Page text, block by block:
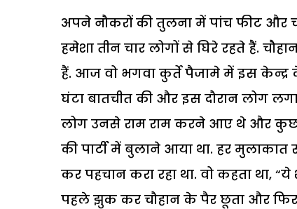
अपने नौकरों की तुलना में पांच फीट और
हमेशा तीन चार लोगों से घिरे रहते हैं.
हैं. आज वो भगवा कुर्ते पैजामे में इस
घंटा बातचीत की और इस दौरान लोग
लोग उनसे राम राम करने आए थे और
की पार्टी में बुलाने आया था. हर
कर पहचान करा रहा था. वो कहता था,
पहले झुक कर चौहान के पैर छूता और फिर